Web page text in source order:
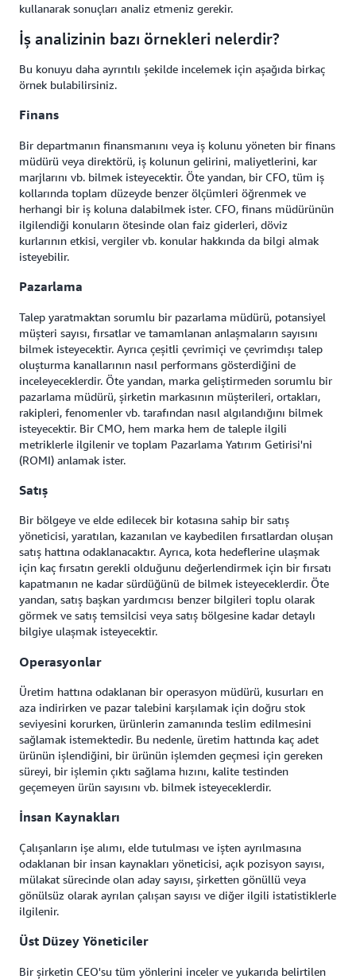
kullanarak sonuçları analiz etmeniz gerekir.
İş analizinin bazı örnekleri nelerdir?
Bu konuyu daha ayrıntılı şekilde incelemek için aşağıda birkaç
örnek bulabilirsiniz.
Finans
Bir departmanın finansmanını veya iş kolunu yöneten bir finans
müdürü veya direktörü, iş kolunun gelirini, maliyetlerini, kar
marjlarını vb. bilmek isteyecektir. Öte yandan, bir CFO, tüm iş
kollarında toplam düzeyde benzer ölçümleri öğrenmek ve
herhangi bir iş koluna dalabilmek ister. CFO, finans müdürünün
ilgilendiği konuların ötesinde olan faiz giderleri, döviz
kurlarının etkisi, vergiler vb. konular hakkında da bilgi almak
isteyebilir.
Pazarlama
Talep yaratmaktan sorumlu bir pazarlama müdürü, potansiyel
müşteri sayısı, fırsatlar ve tamamlanan anlaşmaların sayısını
bilmek isteyecektir. Ayrıca çeşitli çevrimiçi ve çevrimdışı talep
oluşturma kanallarının nasıl performans gösterdiğini de
inceleyeceklerdir. Öte yandan, marka geliştirmeden sorumlu bir
pazarlama müdürü, şirketin markasının müşterileri, ortakları,
rakipleri, fenomenler vb. tarafından nasıl algılandığını bilmek
isteyecektir. Bir CMO, hem marka hem de taleple ilgili
metriklerle ilgilenir ve toplam Pazarlama Yatırım Getirisi'ni
(ROMI) anlamak ister.
Satış
Bir bölgeye ve elde edilecek bir kotasına sahip bir satış
yöneticisi, yaratılan, kazanılan ve kaybedilen fırsatlardan oluşan
satış hattına odaklanacaktır. Ayrıca, kota hedeflerine ulaşmak
için kaç fırsatın gerekli olduğunu değerlendirmek için bir fırsatı
kapatmanın ne kadar sürdüğünü de bilmek isteyeceklerdir. Öte
yandan, satış başkan yardımcısı benzer bilgileri toplu olarak
görmek ve satış temsilcisi veya satış bölgesine kadar detaylı
bilgiye ulaşmak isteyecektir.
Operasyonlar
Üretim hattına odaklanan bir operasyon müdürü, kusurları en
aza indirirken ve pazar talebini karşılamak için doğru stok
seviyesini korurken, ürünlerin zamanında teslim edilmesini
sağlamak istemektedir. Bu nedenle, üretim hattında kaç adet
ürünün işlendiğini, bir ürünün işlemden geçmesi için gereken
süreyi, bir işlemin çıktı sağlama hızını, kalite testinden
geçemeyen ürün sayısını vb. bilmek isteyeceklerdir.
İnsan Kaynakları
Çalışanların işe alımı, elde tutulması ve işten ayrılmasına
odaklanan bir insan kaynakları yöneticisi, açık pozisyon sayısı,
mülakat sürecinde olan aday sayısı, şirketten gönüllü veya
gönülsüz olarak ayrılan çalışan sayısı ve diğer ilgili istatistiklerle
ilgilenir.
Üst Düzey Yöneticiler
Bir şirketin CEO'su tüm yönlerini inceler ve yukarıda belirtilen